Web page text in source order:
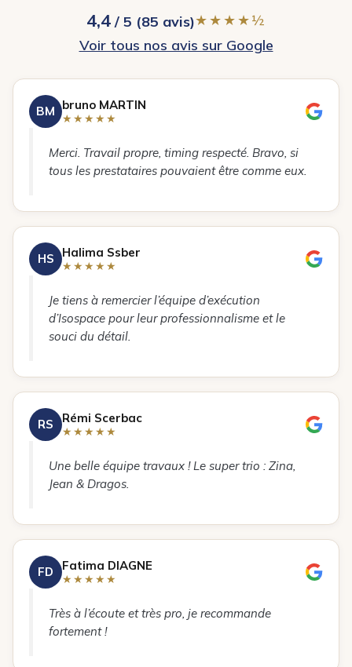
4,4/ 5 (85 avis)★★★★½
Voir tous nos avis sur Google
BM bruno MARTIN
★★★★★
Merci. Travail propre, timing respecté. Bravo, si
tous les prestataires pouvaient être comme eux.
HS Halima Ssber
★★★★★
Je tiens à remercier l’équipe d’exécution
d’Isospace pour leur professionnalisme et le
souci du détail.
RS Rémi Scerbac
★★★★★
Une belle équipe travaux ! Le super trio : Zina,
Jean & Dragos.
FD Fatima DIAGNE
★★★★★
Très à l’écoute et très pro, je recommande
fortement !